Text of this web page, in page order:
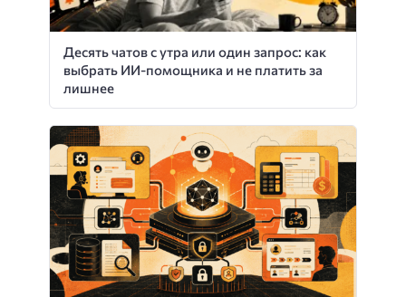
Десять чатов с утра или один запрос: как
выбрать ИИ-помощника и не платить за
лишнее